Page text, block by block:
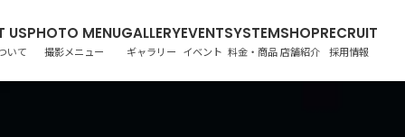
いて 撮影メニュー ギャラリー イベント 料金・商品 店舗紹介 採用情報